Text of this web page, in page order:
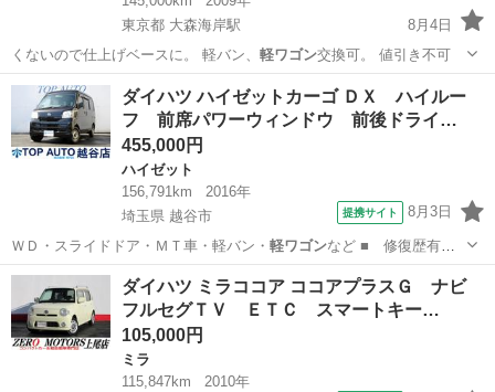
東京都 大森海岸駅
8月4日
くないので仕上げベースに。 軽バン、 軽ワゴン 交換可。 値引き不可
東京 大田区 大森海岸駅 ジムニー オフロード
ダイハツ ハイゼットカーゴ ＤＸ ハイルー
フ 前席パワーウィンドウ 前後ドライ…
455,000円
ハイゼット
156,791km
2016年
埼玉県 越谷市
提携サイト 8月3日
ＷＤ・スライドドア・ＭＴ車・軽バン・ 軽ワゴンなど ■ 修復歴有
無： あり ■ 年…
埼玉 越谷市 ハイゼット
ダイハツ ミラココア ココアプラスＧ ナビ
フルセグＴＶ ＥＴＣ スマートキー…
105,000円
ミラ
115,847km
2010年